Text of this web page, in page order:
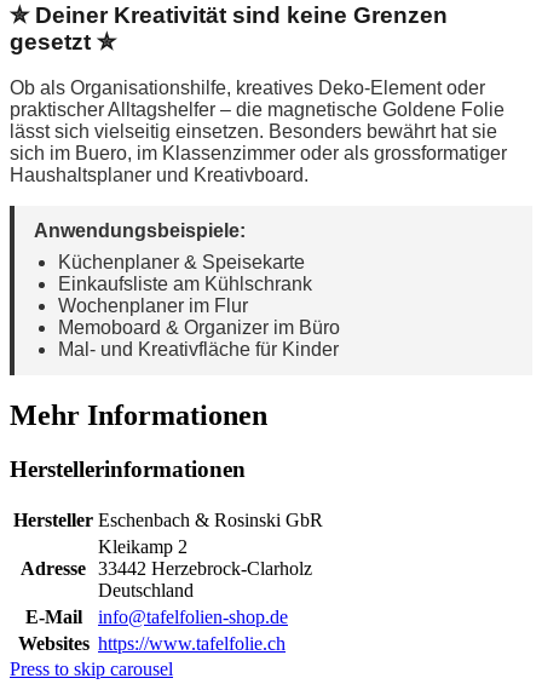
✮ Deiner Kreativität sind keine Grenzen
gesetzt ✮
Ob als Organisationshilfe, kreatives Deko-Element oder
praktischer Alltagshelfer – die magnetische Goldene Folie
lässt sich vielseitig einsetzen. Besonders bewährt hat sie
sich im Buero, im Klassenzimmer oder als grossformatiger
Haushaltsplaner und Kreativboard.
Anwendungsbeispiele:
Küchenplaner & Speisekarte
Einkaufsliste am Kühlschrank
Wochenplaner im Flur
Memoboard & Organizer im Büro
Mal- und Kreativfläche für Kinder
Mehr Informationen
Herstellerinformationen
Hersteller Eschenbach & Rosinski GbR
Adresse
Kleikamp 2
33442 Herzebrock-Clarholz
Deutschland
E-Mail
info@tafelfolien-shop.de
Websites https://www.tafelfolie.ch
Press to skip carousel